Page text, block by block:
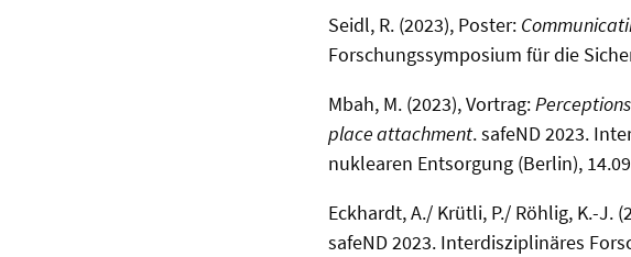
Seidl, R. (2023), Poster:
Forschungssymposium für die
Mbah, M. (2023), Vortrag:
place attachment. safeND 2023.
nuklearen Entsorgung (Berlin),
Eckhardt, A./ Krütli, P./ Röhlig, K.-J.
safeND 2023. Interdisziplinäres